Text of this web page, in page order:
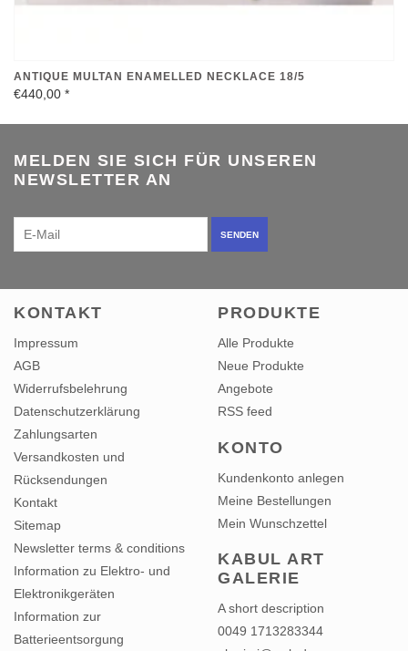
€440,00*
NEWSLETTER AN
KONTAKT
Impressum
AGB
Widerrufsbelehrung
Datenschutzerklärung
Zahlungsarten
Versandkosten und
Rücksendungen
Kontakt
Sitemap
Newsletter terms & conditions
Information zu Elektro- und
Elektronikgeräten
Information zur
Batterieentsorgung
vertrag widerrufen
PRODUKTE
Alle Produkte
Neue Produkte
Angebote
RSS feed
Kundenkonto anlegen
Meine Bestellungen
Mein Wunschzettel
GALERIE
A short description
0049 1713283344
nkarimi@web.de